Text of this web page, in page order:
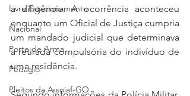
Livre Estacionamento
Nacional
Porte de Arma
Pedágio
Pleitos da Assojaf-GO
a diligência. A ocorrência aconteceu
enquanto um Oficial de Justiça cumpria
um mandado judicial que determinava
a retirada compulsória do indivíduo de
uma residência.